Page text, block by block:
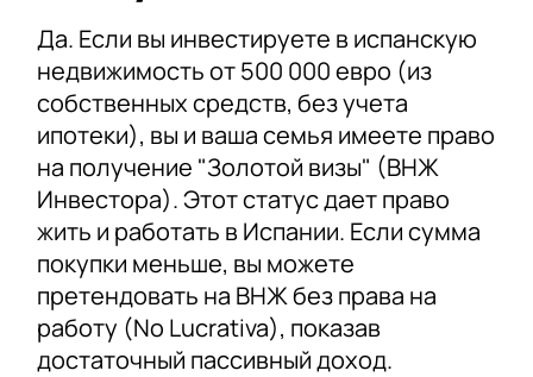
Да. Если вы инвестируете в испанскую
недвижимость от 500 000 евро (из
собственных средств, без учета
ипотеки), вы и ваша семья имеете право
на получение "Золотой визы" (ВНЖ
Инвестора). Этот статус дает право
жить и работать в Испании. Если сумма
покупки меньше, вы можете
претендовать на ВНЖ без права на
работу (No Lucrativa), показав
достаточный пассивный доход.